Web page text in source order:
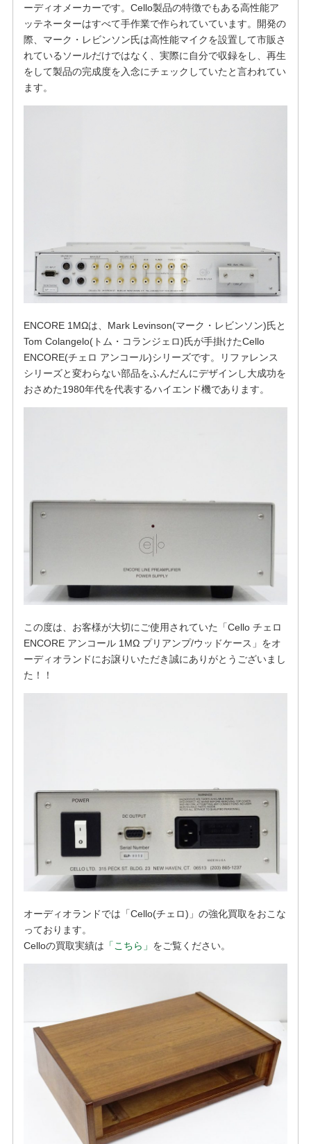
ーディオメーカーです。Cello製品の特徴でもある高性能ア
ッテネーターはすべて手作業で作られていています。開発の
際、マーク・レビンソン氏は高性能マイクを設置して市販さ
れているソールだけではなく、実際に自分で収録をし、再生
をして製品の完成度を入念にチェックしていたと言われてい
ます。
ENCORE 1MΩは、Mark Levinson(マーク・レビンソン)氏と
Tom Colangelo(トム・コランジェロ)氏が手掛けたCello
ENCORE(チェロ アンコール)シリーズです。リファレンス
シリーズと変わらない部品をふんだんにデザインし大成功を
おさめた1980年代を代表するハイエンド機であります。
この度は、お客様が大切にご使用されていた「Cello チェロ
ENCORE アンコール 1MΩ プリアンプ/ウッドケース」をオ
ーディオランドにお譲りいただき誠にありがとうございまし
た！！
オーディオランドでは「Cello(チェロ)」の強化買取をおこな
っております。
Celloの買取実績は 「こちら」 をご覧ください。